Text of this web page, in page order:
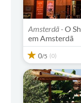
Amsterdã -O
em Amsterdã
0/5 (0)